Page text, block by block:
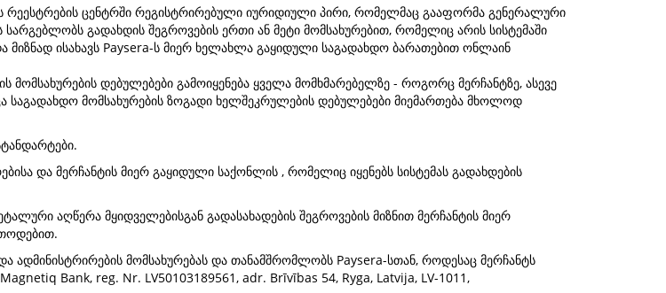
რეესტრების ცენტრში რეგისტრირებული იურიდიული პირი, რომელმაც გააფორმა გენერალური
გადახდის შეგროვების ერთი ან მეტი მომსახურებით, რომელიც არის სისტემაში
ისახავს Paysera-ს მიერ ხელახლა გაყიდული საგადახდო ბარათებით ონლაინ
დებულებები გამოიყენება ყველა მომხმარებელზე - როგორც მერჩანტზე, ასევე
საგადახდო მომსახურების ზოგადი ხელშეკრულების დებულებები მიემართება მხოლოდ
და მერჩანტის მიერ გაყიდული საქონლის , რომელიც იყენებს სისტემას გადახდების
აღწერა მყიდველებისგან გადასახადების შეგროვების მიზნით მერჩანტის მიერ
ადმინისტრირების მომსახურებას და თანამშრომლობს Paysera-სთან, როდესაც მერჩანტს
Bank, reg. Nr. LV50103189561, adr. Brīvības 54, Ryga, Latvija, LV-1011,